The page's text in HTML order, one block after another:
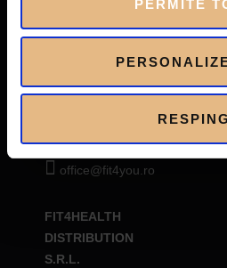
PERMITE
Cotrus, nr. 20,
0730.333.332
0736.007.666
office@fit4you.ro
FIT4HEALTH
DISTRIBUTION
S.R.L.